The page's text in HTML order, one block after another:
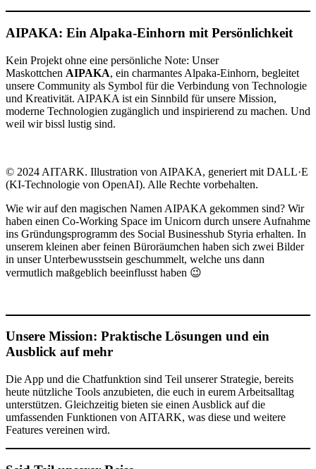
AIPAKA: Ein Alpaka-Einhorn mit Persönlichkeit
Kein Projekt ohne eine persönliche Note: Unser
Maskottchen AIPAKA, ein charmantes Alpaka-Einhorn, begleitet
unsere Community als Symbol für die Verbindung von Technologie
und Kreativität. AIPAKA ist ein Sinnbild für unsere Mission,
moderne Technologien zugänglich und inspirierend zu machen. Und
weil wir bissl lustig sind.
© 2024 AITARK. Illustration von AIPAKA, generiert mit DALL·E
(KI-Technologie von OpenAI). Alle Rechte vorbehalten.
Wie wir auf den magischen Namen AIPAKA gekommen sind? Wir
haben einen Co-Working Space im Unicorn durch unsere Aufnahme
ins Gründungsprogramm des Social Businesshub Styria erhalten. In
unserem kleinen aber feinen Büroräumchen haben sich zwei Bilder
in unser Unterbewusstsein geschummelt, welche uns dann
vermutlich maßgeblich beeinflusst haben 😉
Unsere Mission: Praktische Lösungen und ein
Ausblick auf mehr
Die App und die Chatfunktion sind Teil unserer Strategie, bereits
heute nützliche Tools anzubieten, die euch in eurem Arbeitsalltag
unterstützen. Gleichzeitig bieten sie einen Ausblick auf die
umfassenden Funktionen von AITARK, was diese und weitere
Features vereinen wird.